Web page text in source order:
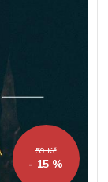
59 Kč
- 15 %